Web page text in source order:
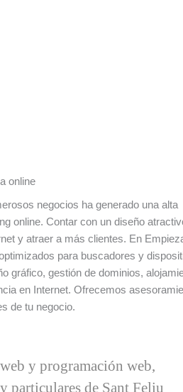
online
negocios ha generado una alta
online. Contar con un diseño
y atraer a más clientes. En
para buscadores y
gráfico, gestión de dominios,
en Internet. Ofrecemos
de tu negocio.
y programación web,
particulares de Sant Feliu